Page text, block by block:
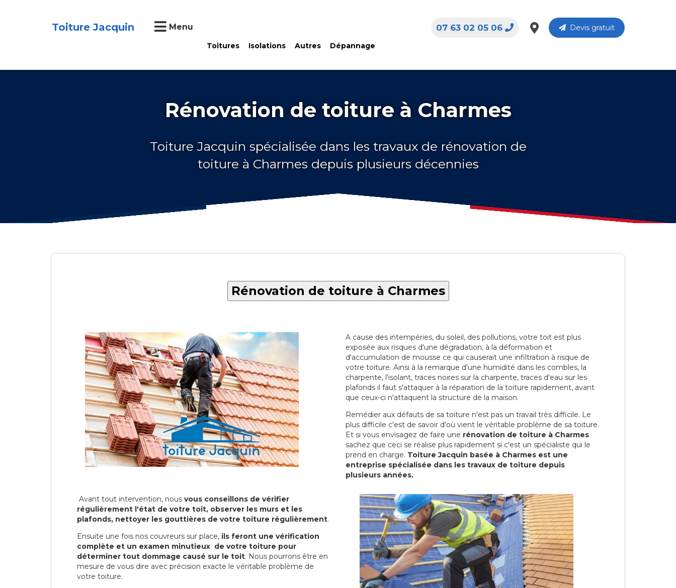
Toiture Jacquin Menu
Toitures Isolations Autres Dépannage
Devis gratuit
07 63 02 05 06
Rénovation de toiture à Charmes
Toiture Jacquin spécialisée dans les travaux de rénovation de
toiture à Charmes depuis plusieurs décennies
Rénovation de toiture à Charmes
A cause des intempéries, du soleil, des pollutions, votre toit est plus
exposée aux risques d'une dégradation, à la déformation et
d'accumulation de mousse ce qui causerait une infiltration à risque de
votre toiture. Ainsi à la remarque d'une humidité dans les combles, la
charpente, l'isolant, traces noires sur la charpente, traces d'eau sur les
plafonds il faut s'attaquer à la réparation de la toiture rapidement, avant
que ceux-ci n'attaquent la structure de la maison.
Remédier aux défauts de sa toiture n'est pas un travail très difficile. Le
plus difficile c'est de savoir d'où vient le véritable problème de sa toiture.
Et si vous envisagez de faire une rénovation de toiture à Charmes
sachez que ceci se réalise plus rapidement si c'est un spécialiste qui le
prend en charge. Toiture Jacquin basée à Charmes est une
entreprise spécialisée dans les travaux de toiture depuis
plusieurs années.
Avant tout intervention, nous vous conseillons de vérifier
régulièrement l'état de votre toit, observer les murs et les
plafonds, nettoyer les gouttières de votre toiture régulièrement.
Ensuite une fois nos couvreurs sur place, ils feront une vérification
complète et un examen minutieux de votre toiture pour
déterminer tout dommage causé sur le toit. Nous pourrons être en
mesure de vous dire avec précision exacte le véritable problème de
votre toiture.